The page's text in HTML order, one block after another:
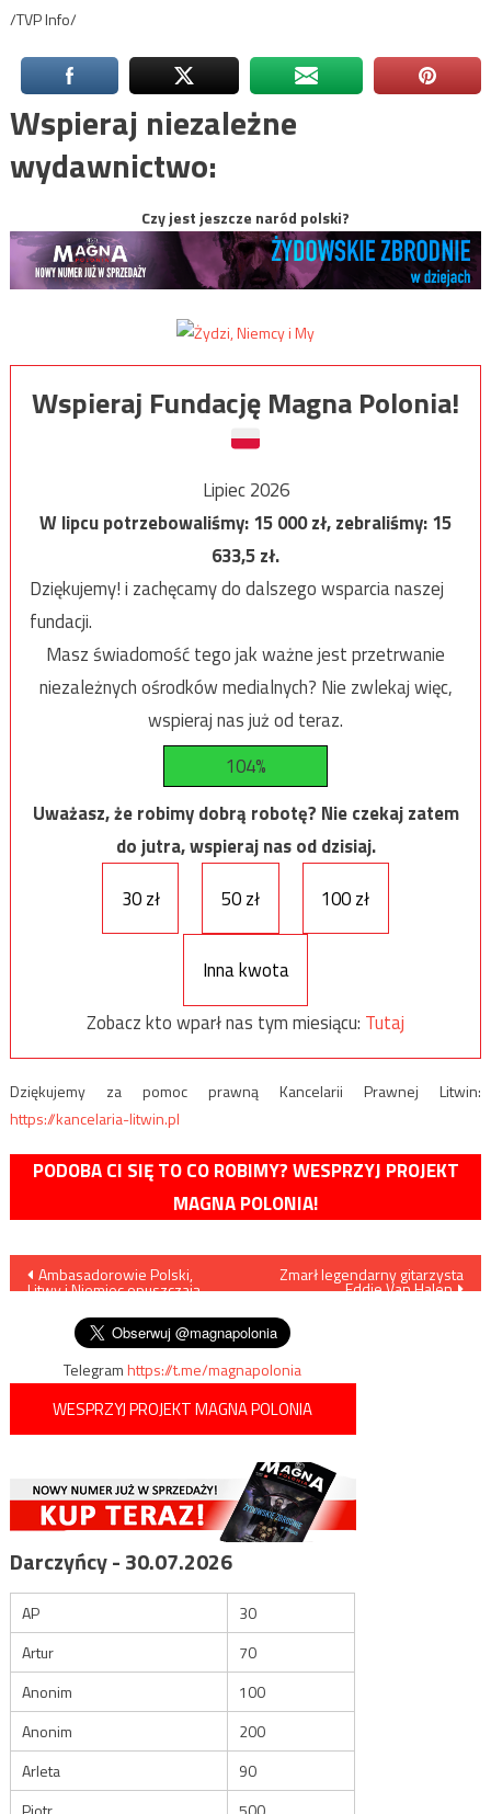
/TVP Info/
Wspieraj niezależne
wydawnictwo:
Czy jest jeszcze naród polski?
Wspieraj Fundację Magna Polonia!
Lipiec 2026
W lipcu potrzebowaliśmy:15 000zł, zebraliśmy:15
633,5zł.
Dziękujemy! i zachęcamy do dalszego wsparcia naszej
fundacji.
Masz świadomość tego jak ważne jest przetrwanie
niezależnych ośrodków medialnych? Nie zwlekaj więc,
wspieraj nas już od teraz.
104%
Uważasz, że robimy dobrą robotę? Nie czekaj zatem
do jutra, wspieraj nas od dzisiaj.
30 zł
50 zł 100 zł
Inna kwota
Zobacz kto wparł nas tym miesiącu: Tutaj
Dziękujemy za pomoc prawną Kancelarii Prawnej Litwin:
https://kancelaria-litwin.pl
PODOBA CI SIĘ TO CO ROBIMY? WESPRZYJ PROJEKT
MAGNA POLONIA!
Nawigacja
wpisu
Ambasadorowie Polski,
Litwy i Niemiec opuszczają
Zmarł legendarny gitarzysta
Eddie Van Halen
Telegramhttps://t.me/magnapolonia
WESPRZYJ PROJEKT MAGNA POLONIA
Darczyńcy - 30.07.2026
AP
30
Artur
70
Anonim
100
Anonim
200
Arleta
90